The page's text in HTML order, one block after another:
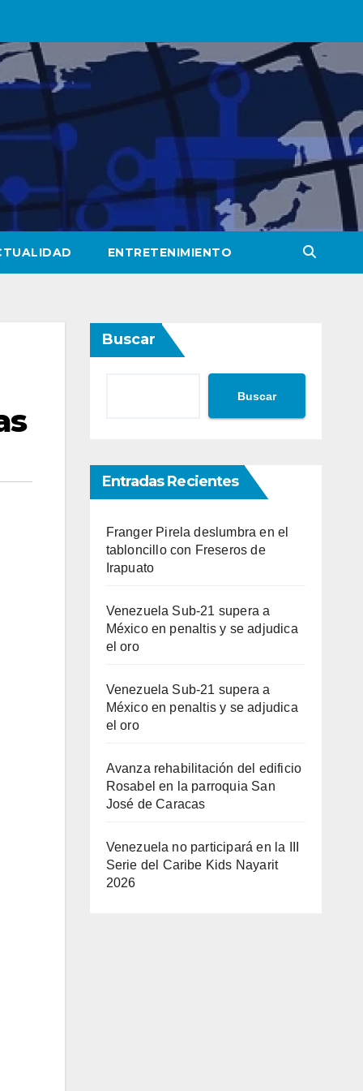
ENTRETENIMIENTO
Buscar
Buscar
Entradas Recientes
Franger Pirela deslumbra en el
tabloncillo con Freseros de
Irapuato
Venezuela Sub-21 supera a
México en penaltis y se adjudica
el oro
Venezuela Sub-21 supera a
México en penaltis y se adjudica
el oro
Avanza rehabilitación del edificio
Rosabel en la parroquia San
José de Caracas
Venezuela no participará en la III
Serie del Caribe Kids Nayarit
2026